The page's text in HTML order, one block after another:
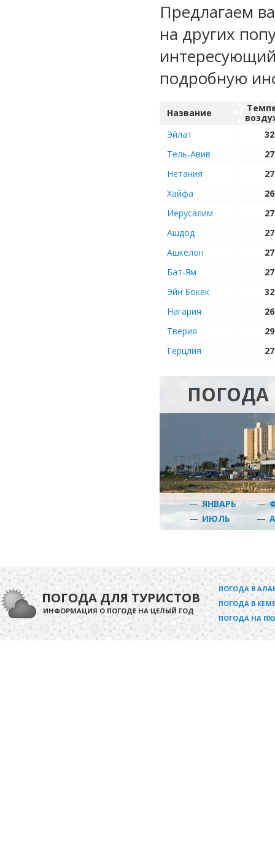
Предлагаем
на других
подробную
Название
Эйлат
Тель-Авив
Нетания
Хайфа
Иерусалим
Ашдод
Ашкелон
Бат-Ям
Эйн Бокек
Нагария
Тверия
Герцлия
ПОГОДА
—ЯНВАРЬ —
— ИЮЛЬ —
ПОГОДА ДЛЯ ТУРИСТОВ
ИНФОРМАЦИЯ О ПОГОДЕ НА ЦЕЛЫЙ ГОД
ПОГОДА В
ПОГОДА В
ПОГОДА НА